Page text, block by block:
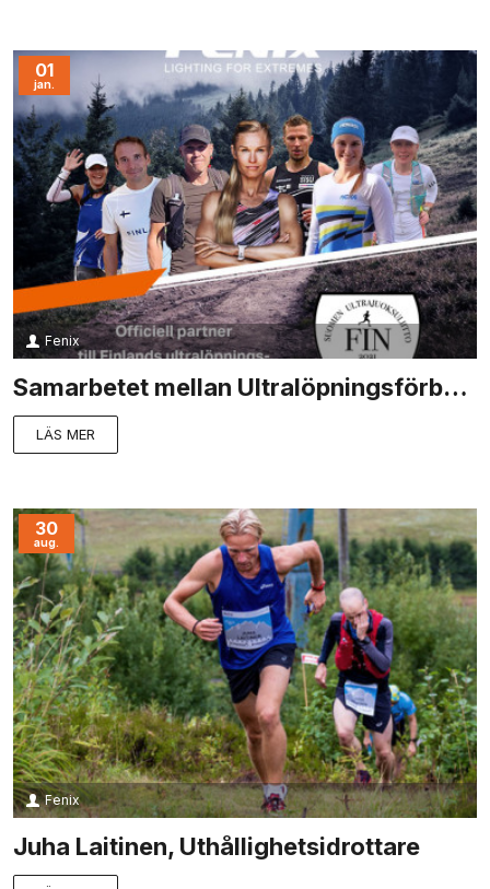
01
jan.
Fenix
Samarbetet mellan Ultralöpningsförbundet och Fenix utökas
LÄS MER
30
aug.
Fenix
Juha Laitinen, Uthållighetsidrottare